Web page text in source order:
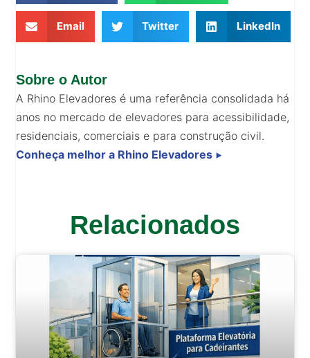
Email Twitter LinkedIn
Sobre o Autor
A Rhino Elevadores é uma referência consolidada há
anos no mercado de elevadores para acessibilidade,
residenciais, comerciais e para construção civil.
Conheça melhor a Rhino Elevadores ⯈
Relacionados